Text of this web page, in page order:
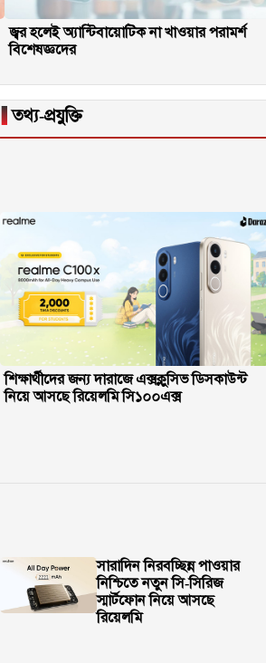
জ্বর হলেই অ্যান্টিবায়োটিক না খাওয়ার পরামর্শ
বিশেষজ্ঞদের
▐তথ্য-প্রযুক্তি
শিক্ষার্থীদের জন্য দারাজে এক্সক্লুসিভ ডিসকাউন্ট
নিয়ে আসছে রিয়েলমি সি১০০এক্স
সারাদিন নিরবচ্ছিন্ন পাওয়ার
নিশ্চিতে নতুন সি-সিরিজ
স্মার্টফোন নিয়ে আসছে
রিয়েলমি